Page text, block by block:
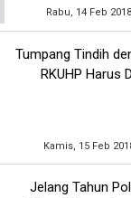
Rabu, 14 Feb
Tumpang Tindih
RKUHP Harus
Kamis, 15 Feb
Jelang Tahun